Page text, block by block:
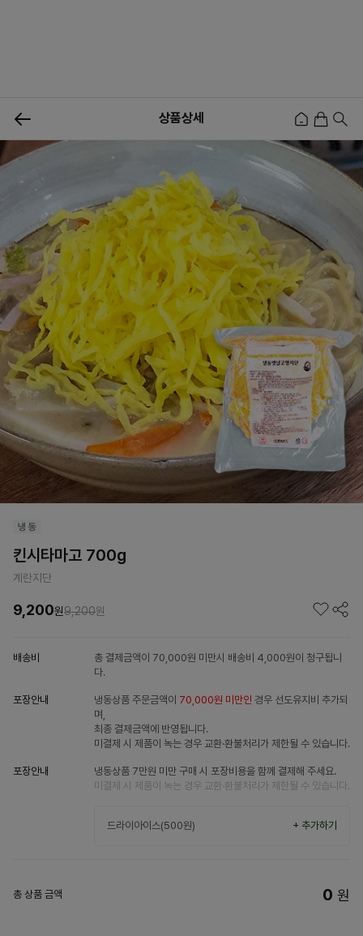
신상품행사상품
상품상세
킨시타마고 700g
계란지단
9,200원9,200원
배송비
총 결제금액이 70,000원 미만시 배송비 4,000원이 청구됩니
다.
포장안내 냉동상품 주문금액이 70,000원 미만인 경우 선도유지비 추가되
며,
최종 결제금액에 반영됩니다.
미결제 시 제품이 녹는 경우 교환·환불처리가 제한될 수 있습니다.
포장안내
냉동상품 7만원 미만 구매 시 포장비용을 함께 결제해 주세요.
미결제 시 제품이 녹는 경우 교환·환불처리가 제한될 수 있습니다.
드라이아이스(500원) + 추가하기
총 상품 금액 0 원